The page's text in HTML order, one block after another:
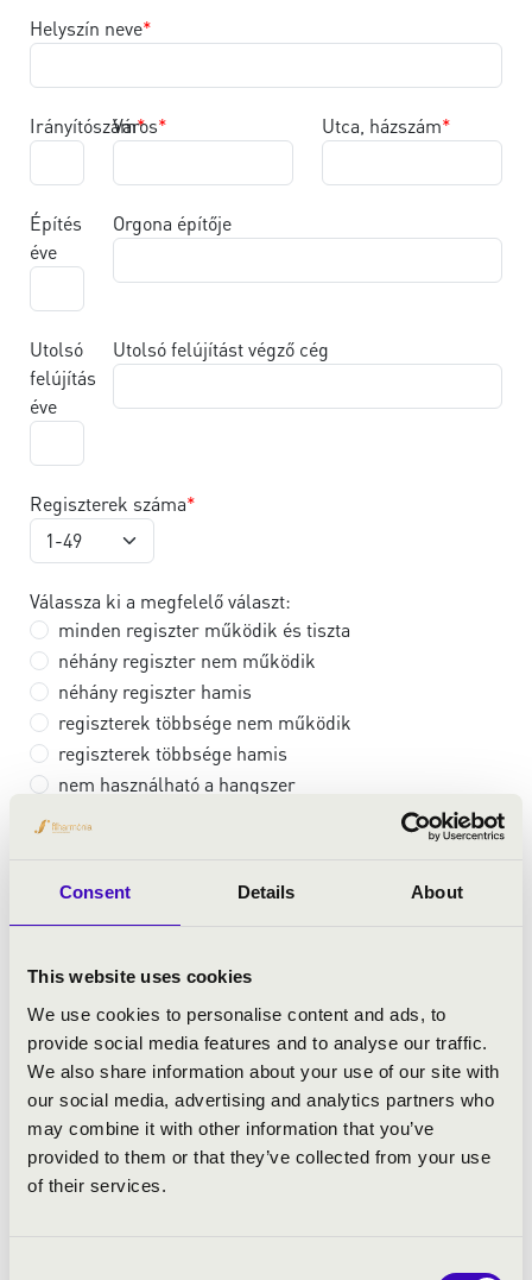
Consent Details About
This website uses cookies
We use cookies to personalise content and ads, to
provide social media features and to analyse our traffic.
We also share information about your use of our site with
our social media, advertising and analytics partners who
may combine it with other information that you’ve
provided to them or that they’ve collected from your use
of their services.
Helyszín neve
IrányítószámVáros Utca, házszám
Építés
éve
Orgona építője
Utolsó
felújítás
éve
Utolsó felújítást végző cég
Regiszterek száma
Válassza ki a megfelelő választ:
minden regiszter működik és tiszta
néhány regiszter nem működik
néhány regiszter hamis
regiszterek többsége nem működik
regiszterek többsége hamis
nem használható a hangszer
koncertezésre használható a hangszer a következők
Manuálok száma
Pedál?
Igen
Nem
Pedál legmélyebb hangja